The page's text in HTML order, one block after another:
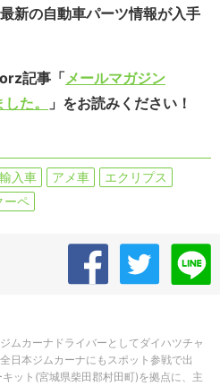
新の自動車パーツ情報が入手
記事「メールマガジン
た。
」をお読みください！
輸入車 アメ車
エクリプス
ーペ
ムカーナドライバーとしてダイハツチャ
日本ジムカーナにもスポット参戦で出
ット(宮城県柴田郡村田町)を拠点に、主